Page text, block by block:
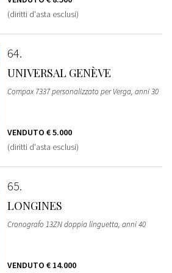
(diritti d'asta esclusi)
64
UNIVERSAL GENÈVE
Compax 7337 personalizzato per Verga, anni 30
VENDUTO € 5.000
(diritti d'asta esclusi)
65
LONGINES
Cronografo 13ZN doppia linguetta, anni 40
VENDUTO € 14.000